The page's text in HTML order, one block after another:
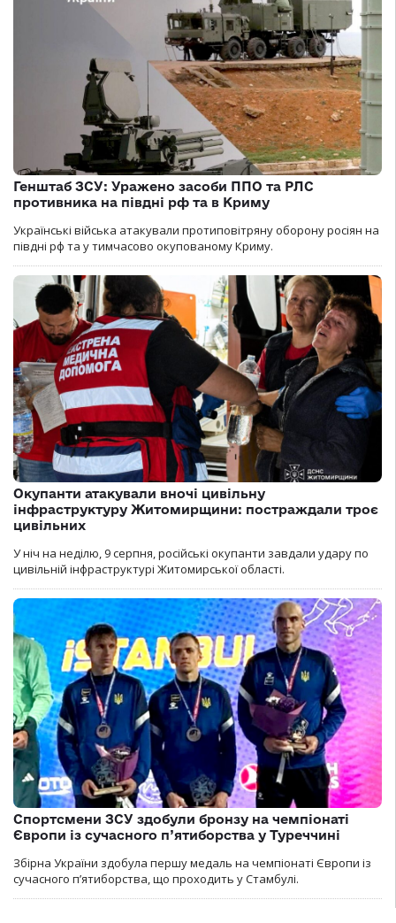
Генштаб ЗСУ: Уражено засоби ППО та РЛС
противника на півдні рф та в Криму
Українські війська атакували протиповітряну оборону росіян на
півдні рф та у тимчасово окупованому Криму.
Окупанти атакували вночі цивільну
інфраструктуру Житомирщини: постраждали троє
цивільних
У ніч на неділю, 9 серпня, російські окупанти завдали удару по
цивільній інфраструктурі Житомирської області.
Спортсмени ЗСУ здобули бронзу на чемпіонаті
Європи із сучасного п’ятиборства у Туреччині
Збірна України здобула першу медаль на чемпіонаті Європи із
сучасного п’ятиборства, що проходить у Стамбулі.